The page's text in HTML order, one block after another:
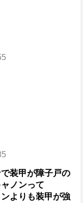
装甲が障子戸の
ノンって
よりも装甲が強